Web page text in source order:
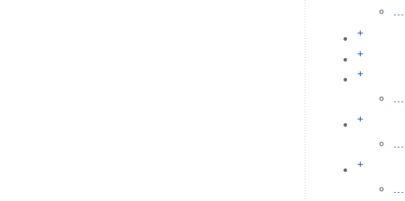
...
+
+
+
+
+